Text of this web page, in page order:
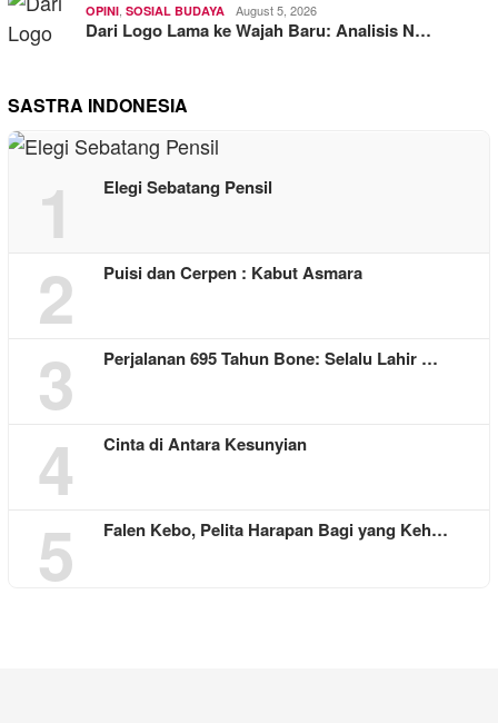
OPINI SOSIAL BUDAYA August 5, 2026
Dari Logo Lama ke Wajah Baru: Analisis N…
SASTRA INDONESIA
1 Elegi Sebatang Pensil
2 Puisi dan Cerpen : Kabut Asmara
3 Perjalanan 695 Tahun Bone: Selalu Lahir …
4 Cinta di Antara Kesunyian
5 Falen Kebo, Pelita Harapan Bagi yang Keh…